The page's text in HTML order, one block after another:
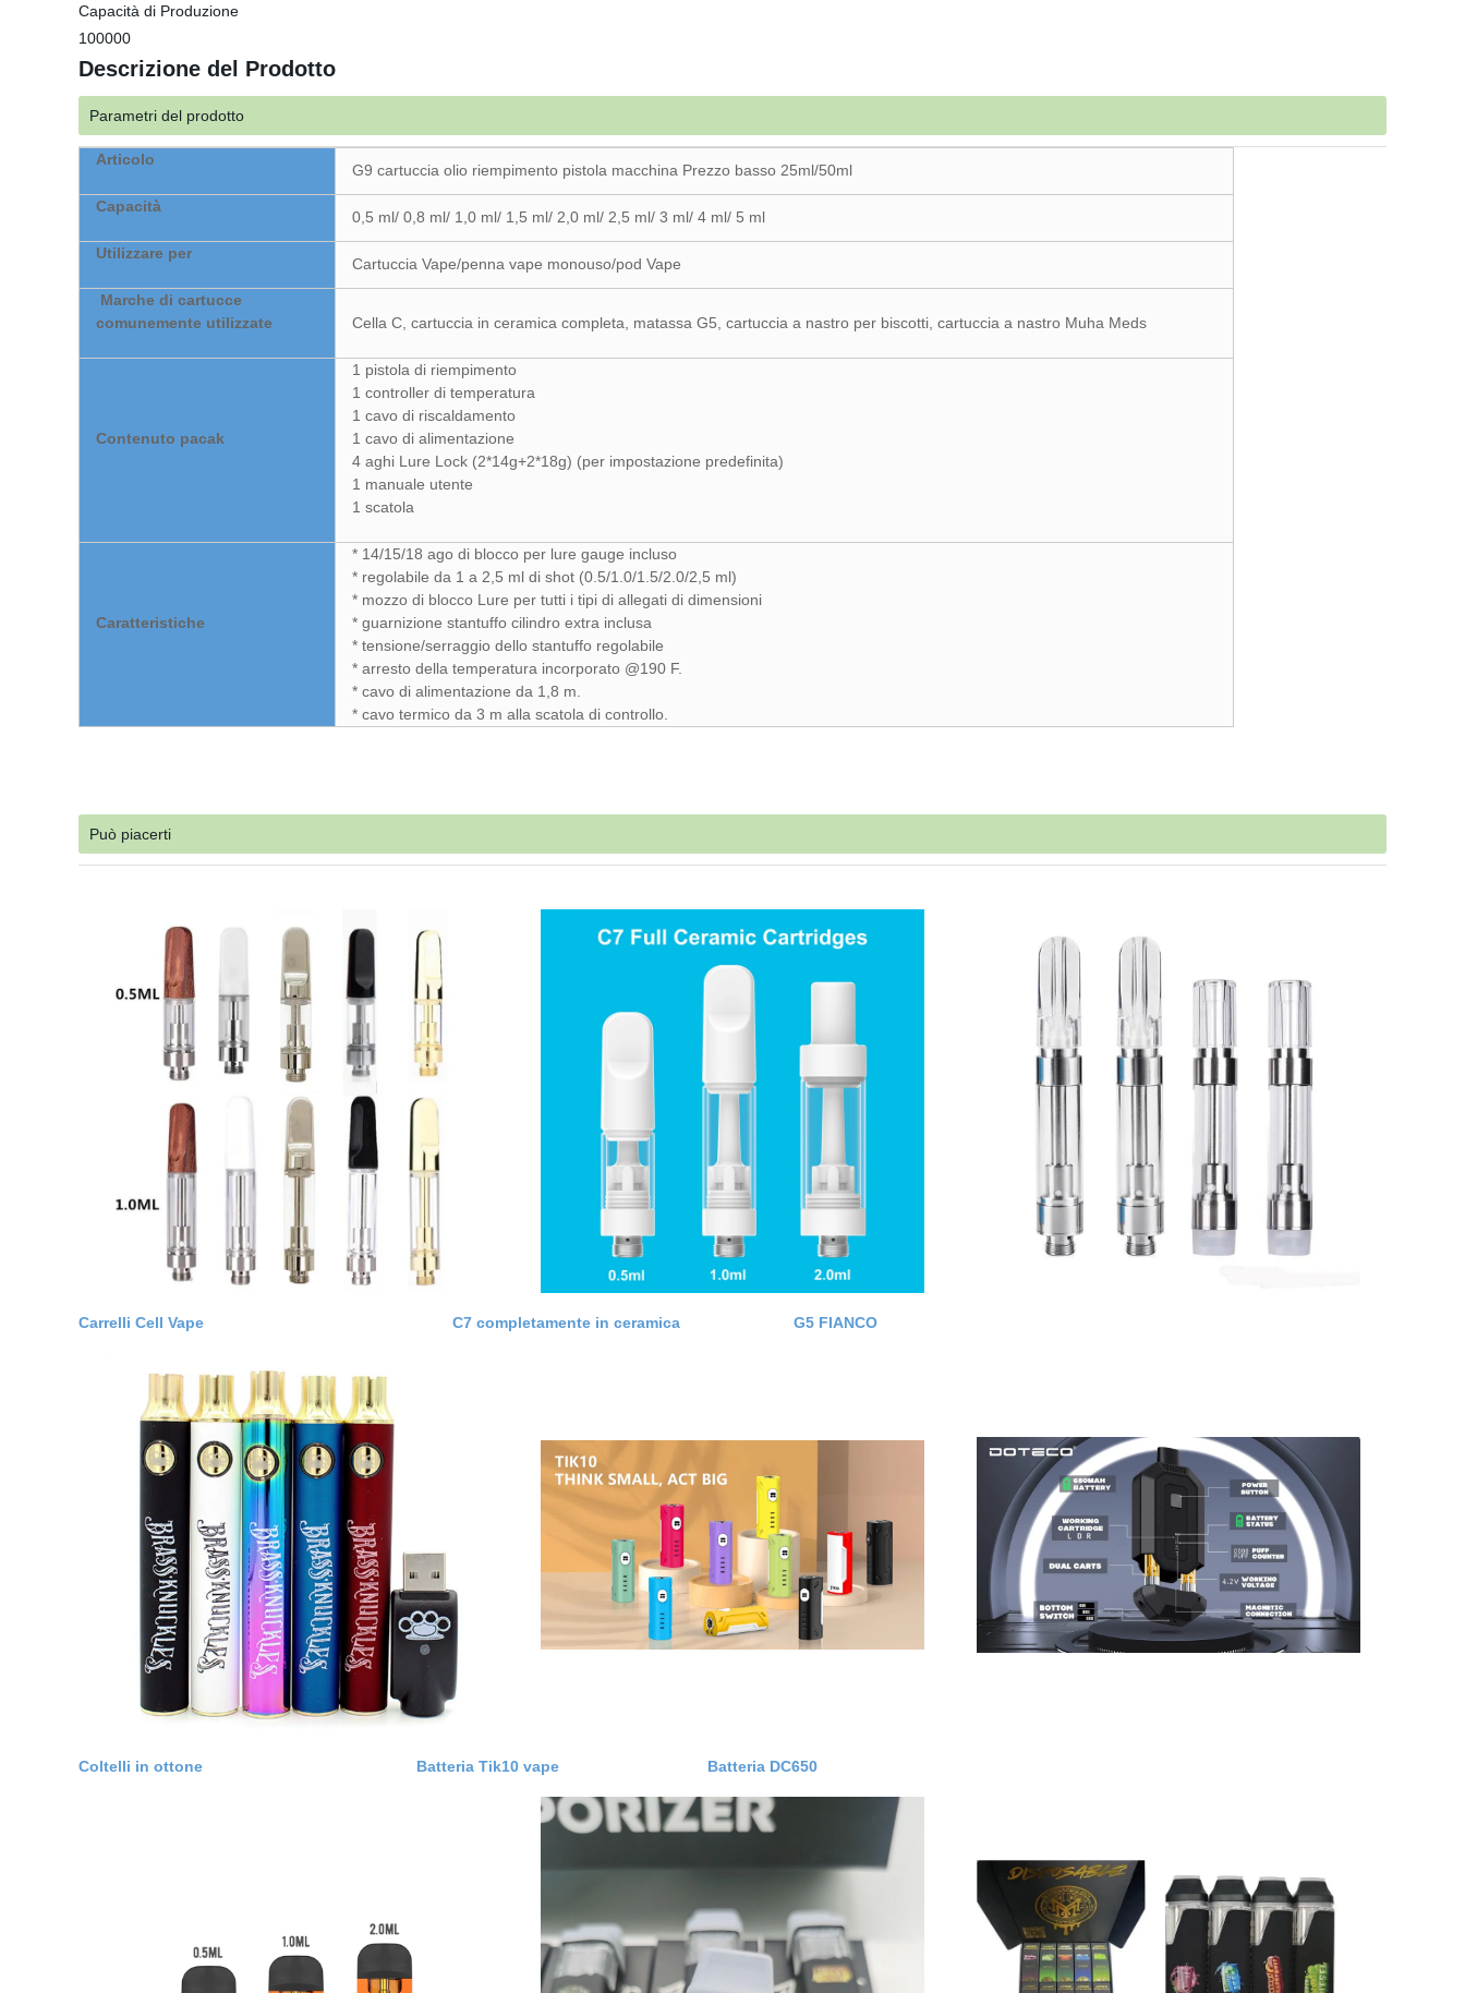
Capacità di Produzione
100000
Descrizione del Prodotto
Parametri del prodotto
Articolo
G9 cartuccia olio riempimento pistola macchina Prezzo basso 25ml/50ml
Capacità
0,5 ml/ 0,8 ml/ 1,0 ml/ 1,5 ml/ 2,0 ml/ 2,5 ml/ 3 ml/ 4 ml/ 5 ml
Utilizzare per
Cartuccia Vape/penna vape monouso/pod Vape
Marche di cartucce
comunemente utilizzate
Cella C, cartuccia in ceramica completa, matassa G5, cartuccia a nastro per biscotti, cartuccia a nastro Muha Meds
Contenuto pacak
1 pistola di riempimento
1 controller di temperatura
1 cavo di riscaldamento
1 cavo di alimentazione
4 aghi Lure Lock (2*14g+2*18g) (per impostazione predefinita)
1 manuale utente
1 scatola
Caratteristiche
* 14/15/18 ago di blocco per lure gauge incluso
* regolabile da 1 a 2,5 ml di shot (0.5/1.0/1.5/2.0/2,5 ml)
* mozzo di blocco Lure per tutti i tipi di allegati di dimensioni
* guarnizione stantuffo cilindro extra inclusa
* tensione/serraggio dello stantuffo regolabile
* arresto della temperatura incorporato @190 F.
* cavo di alimentazione da 1,8 m.
* cavo termico da 3 m alla scatola di controllo.
Può piacerti
Carrelli Cell Vape C7 completamente in ceramica G5 FIANCO
Coltelli in ottone Batteria Tik10 vape Batteria DC650